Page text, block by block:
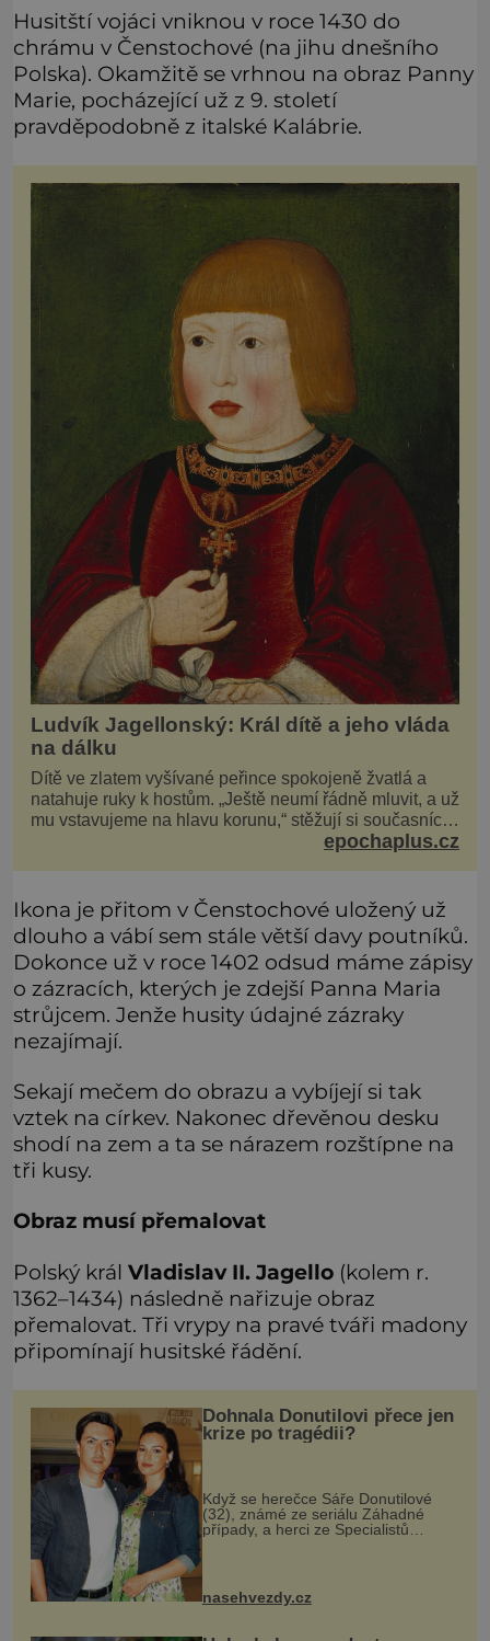
Husitští vojáci vniknou v roce 1430 do
chrámu v Čenstochové (na jihu dnešního
Polska). Okamžitě se vrhnou na obraz Panny
Marie, pocházející už z 9. století
pravděpodobně z italské Kalábrie.
Ludvík Jagellonský: Král dítě a jeho vláda
na dálku
Dítě ve zlatem vyšívané peřince spokojeně žvatlá a
natahuje ruky k hostům. „Ještě neumí řádně mluvit, a už
mu vstavujeme na hlavu korunu,“ stěžují si současníci,
pro které je k neuvěření, že droboučký princ se dnes
epochaplus.cz
Ikona je přitom v Čenstochové uložený už
dlouho a vábí sem stále větší davy poutníků.
Dokonce už v roce 1402 odsud máme zápisy
o zázracích, kterých je zdejší Panna Maria
strůjcem. Jenže husity údajné zázraky
nezajímají.
Sekají mečem do obrazu a vybíjejí si tak
vztek na církev. Nakonec dřevěnou desku
shodí na zem a ta se nárazem rozštípne na
tři kusy.
Obraz musí přemalovat
Polský král Vladislav II. Jagello (kolem r.
1362–1434) následně nařizuje obraz
přemalovat. Tři vrypy na pravé tváři madony
připomínají husitské řádění.
Dohnala Donutilovi přece jen
krize po tragédii?
Když se herečce Sáře Donutilové
(32), známé ze seriálu Záhadné
případy, a herci ze Specialistů
nasehvezdy.cz